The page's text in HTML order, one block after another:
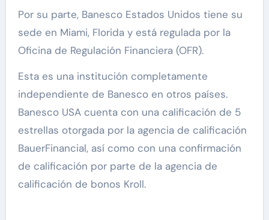
Por su parte, Banesco Estados Unidos tiene su
sede en Miami, Florida y está regulada por la
Oficina de Regulación Financiera (OFR).
Esta es una institución completamente
independiente de Banesco en otros países.
Banesco USA cuenta con una calificación de 5
estrellas otorgada por la agencia de calificación
BauerFinancial, así como con una confirmación
de calificación por parte de la agencia de
calificación de bonos Kroll.